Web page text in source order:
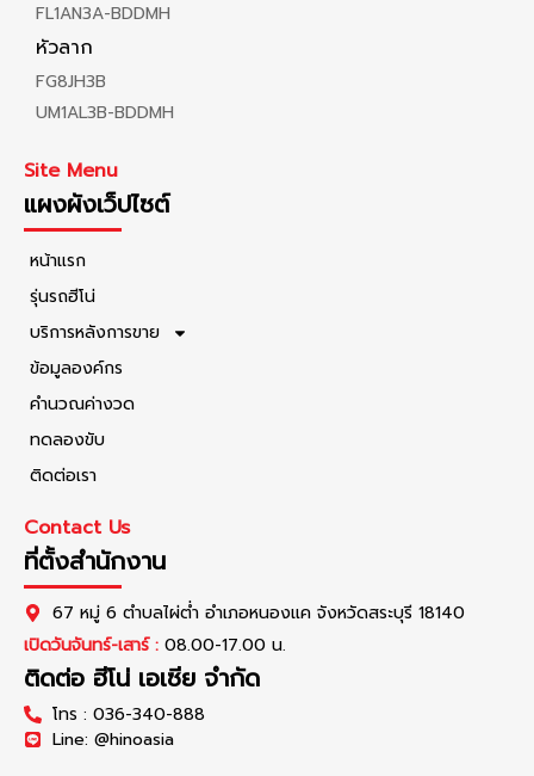
FL1AN3A-BDDMH
หัวลาก
FG8JH3B
UM1AL3B-BDDMH
Site Menu
แผงผังเว็ปไซต์
หน้าแรก
รุ่นรถฮีโน่
บริการหลังการขาย
ข้อมูลองค์กร
คำนวณค่างวด
ทดลองขับ
ติดต่อเรา
Contact Us
ที่ตั้งสำนักงาน
67 หมู่ 6 ตำบลไผ่ต่ำ อำเภอหนองแค จังหวัดสระบุรี 18140
เปิดวันจันทร์-เสาร์ : 08.00-17.00 น.
ติดต่อ ฮีโน่ เอเซีย จำกัด
โทร : 036-340-888
Line: @hinoasia